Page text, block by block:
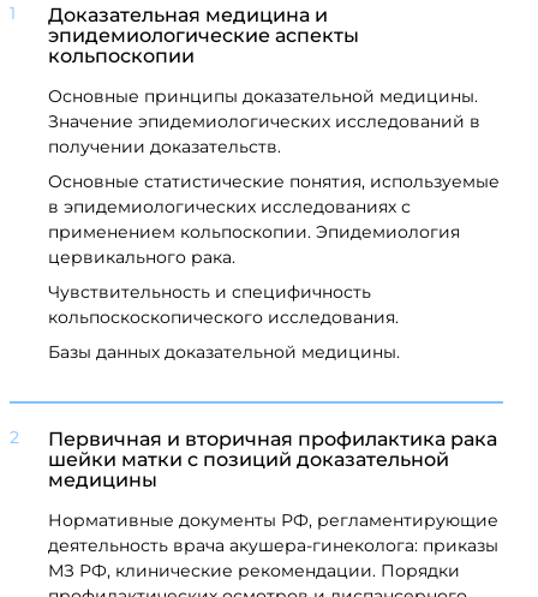
1
Доказательная медицина и
эпидемиологические аспекты
кольпоскопии
Основные принципы доказательной медицины.
Значение эпидемиологических исследований в
получении доказательств.
Основные статистические понятия, используемые
в эпидемиологических исследованиях с
применением кольпоскопии. Эпидемиология
цервикального рака.
Чувствительность и специфичность
кольпоскоскопического исследования.
Базы данных доказательной медицины.
2
Первичная и вторичная профилактика рака
шейки матки с позиций доказательной
медицины
Нормативные документы РФ, регламентирующие
деятельность врача акушера-гинеколога: приказы
МЗ РФ, клинические рекомендации. Порядки